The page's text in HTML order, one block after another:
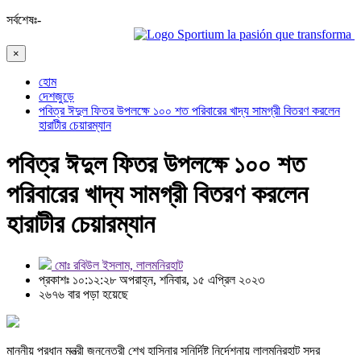
সর্বশেষঃ-
Sportium la pasión que transforma
×
হোম
দেশজুড়ে
পবিত্র ঈদুল ফিতর উপলক্ষে ১০০ শত পরিবারের খাদ্য সামগ্রী বিতরণ করলেন
হারাটীর চেয়ারম্যান
পবিত্র ঈদুল ফিতর উপলক্ষে ১০০ শত
পরিবারের খাদ্য সামগ্রী বিতরণ করলেন
হারাটীর চেয়ারম্যান
মোঃ রবিউল ইসলাম, লালমনিরহাট
প্রকাশঃ ১০:১২:২৮ অপরাহ্ন, শনিবার, ১৫ এপ্রিল ২০২৩
২৬৭৬ বার পড়া হয়েছে
মাননীয় প্রধান মন্ত্রী জননেত্রী শেখ হাসিনার সুনির্দিষ্ট নির্দেশনায় লালমনিরহাট সদর